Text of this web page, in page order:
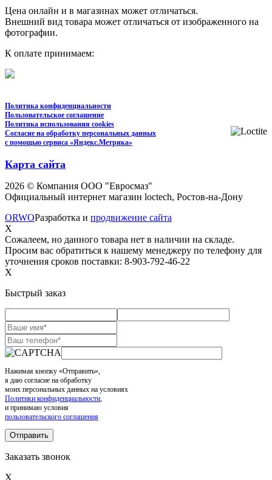
Цена онлайн и в магазинах может отличаться.
Внешний вид товара может отличаться от изображенного на
фотографии.
К оплате принимаем:
Политика конфиденциальности
Пользовательское соглашение
Политика использования cookies
Согласие на обработку персональных данных
с помощью сервиса «Яндекс.Метрика»
Карта сайта
2026 © Компания ООО "Евросмаз"
Официальный интернет магазин loctech, Ростов-на-Дону
ORWOРазработка и продвижение сайта
X
Сожалеем, но данного товара нет в наличии на складе.
Просим вас обратиться к нашему менеджеру по телефону для
уточнения сроков поставки: 8-903-792-46-22
X
Быстрый заказ
Нажимая кнопку «Отправить»,
я даю согласие на обработку
моих персональных данных на условиях
Политики конфиденциальности,
и принимаю условия
пользовательского соглашения
Заказать звонок
X